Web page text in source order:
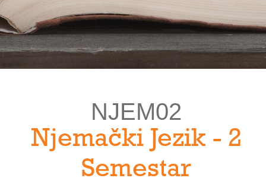
NJEM02
Njemački Jezik - 2
Semestar